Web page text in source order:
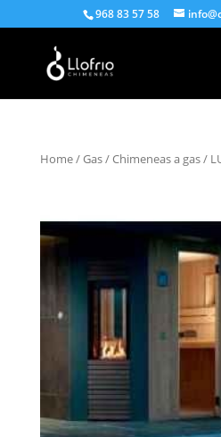
968 83 57 58
Home/Gas/Chimeneas a gas/